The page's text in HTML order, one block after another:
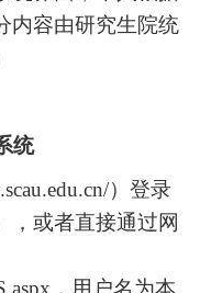
内容由研究生院统
统
） 登录
， 或者直接通过网
，用户名为本